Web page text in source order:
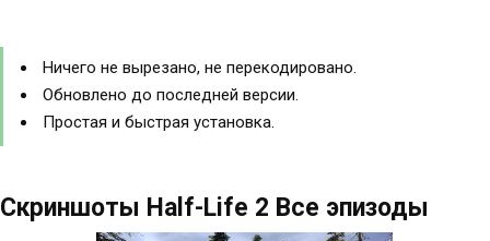
Ничего не вырезано, не перекодировано.
Обновлено до последней версии.
Простая и быстрая установка.
Скриншоты Half-Life 2 Все эпизоды